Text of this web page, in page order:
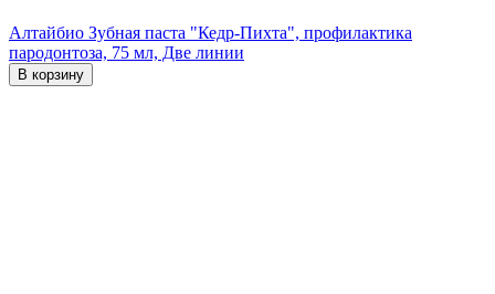
Алтайбио Зубная паста "Кедр-Пихта", профилактика
пародонтоза, 75 мл, Две линии
В корзину